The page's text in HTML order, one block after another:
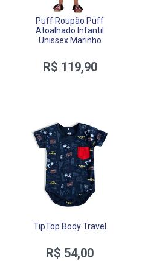
Puff Roupão Puff
Atoalhado Infantil
Unissex Marinho
R$ 119,90
TipTop Body Travel
R$ 54,00